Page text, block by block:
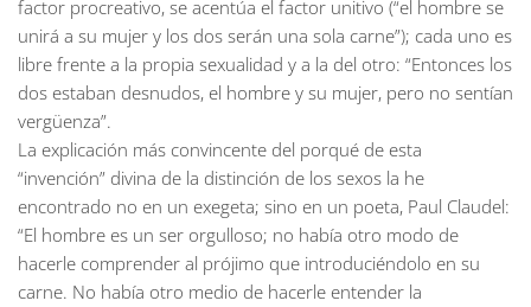
factor procreativo, se acentúa el factor unitivo (“el hombre se
unirá a su mujer y los dos serán una sola carne”); cada uno es
libre frente a la propia sexualidad y a la del otro: “Entonces los
dos estaban desnudos, el hombre y su mujer, pero no sentían
vergüenza”.
La explicación más convincente del porqué de esta
“invención” divina de la distinción de los sexos la he
encontrado no en un exegeta; sino en un poeta, Paul Claudel:
“El hombre es un ser orgulloso; no había otro modo de
hacerle comprender al prójimo que introduciéndolo en su
carne. No había otro medio de hacerle entender la